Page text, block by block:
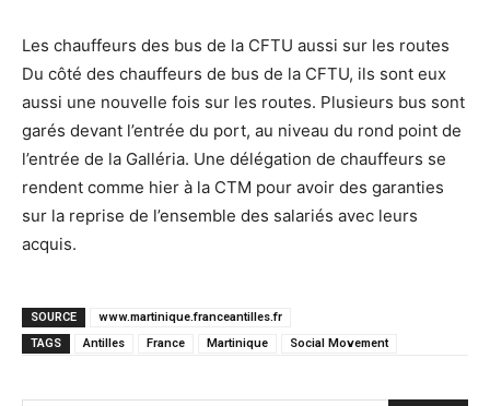
Les chauffeurs des bus de la CFTU aussi sur les routes
Du côté des chauffeurs de bus de la CFTU, ils sont eux
aussi une nouvelle fois sur les routes. Plusieurs bus sont
garés devant l’entrée du port, au niveau du rond point de
l’entrée de la Galléria. Une délégation de chauffeurs se
rendent comme hier à la CTM pour avoir des garanties
sur la reprise de l’ensemble des salariés avec leurs
acquis.
SOURCE
www.martinique.franceantilles.fr
TAGS
Antilles France Martinique Social Movement